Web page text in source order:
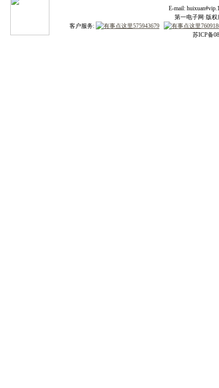
E-mail:
第一电子网·版权
客户服务:
苏ICP备